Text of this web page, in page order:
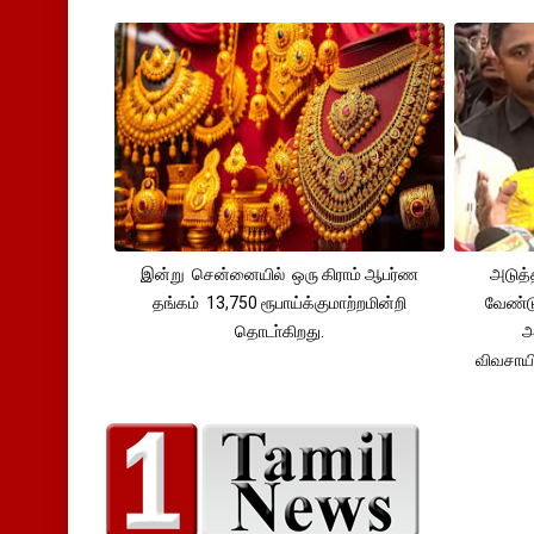
இன்று சென்னையில் ஒரு கிராம் ஆபர்ண
தங்கம் 13,750 ரூபாய்க்குமாற்றமின்றி
தொடா்கிறது.